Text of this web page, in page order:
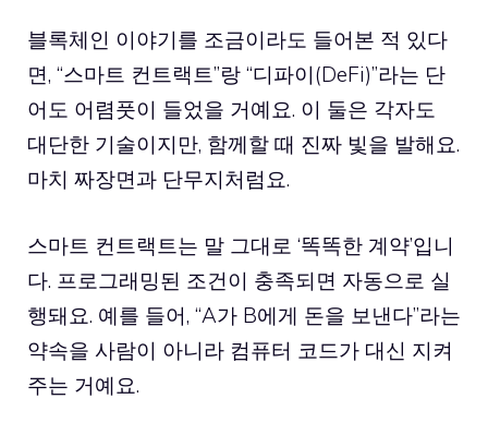
블록체인 이야기를 조금이라도 들어본 적 있다
면, “스마트 컨트랙트”랑 “디파이(DeFi)”라는 단
어도 어렴풋이 들었을 거예요. 이 둘은 각자도
대단한 기술이지만, 함께할 때 진짜 빛을 발해요.
마치 짜장면과 단무지처럼요.
스마트 컨트랙트는 말 그대로 ‘똑똑한 계약’입니
다. 프로그래밍된 조건이 충족되면 자동으로 실
행돼요. 예를 들어, “A가 B에게 돈을 보낸다”라는
약속을 사람이 아니라 컴퓨터 코드가 대신 지켜
주는 거예요.